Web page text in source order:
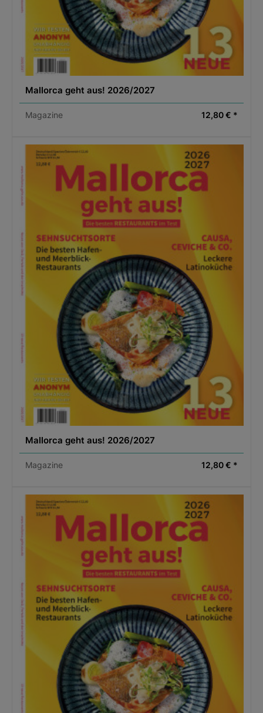
Mallorca geht aus! 2026/2027
Magazine 12,80 € *
Mallorca geht aus! 2026/2027
Magazine 12,80 € *